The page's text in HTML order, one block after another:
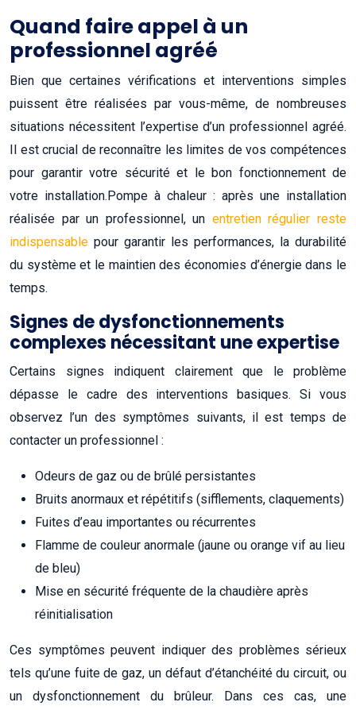
Quand faire appel à un
professionnel agréé
Bien que certaines vérifications et interventions simples
puissent être réalisées par vous-même, de nombreuses
situations nécessitent l’expertise d’un professionnel agréé.
Il est crucial de reconnaître les limites de vos compétences
pour garantir votre sécurité et le bon fonctionnement de
votre installation.Pompe à chaleur : après une installation
réalisée par un professionnel, un entretien régulier reste
indispensable pour garantir les performances, la durabilité
du système et le maintien des économies d’énergie dans le
temps.
Signes de dysfonctionnements
complexes nécessitant une expertise
Certains signes indiquent clairement que le problème
dépasse le cadre des interventions basiques. Si vous
observez l’un des symptômes suivants, il est temps de
contacter un professionnel :
Odeurs de gaz ou de brûlé persistantes
Bruits anormaux et répétitifs (sifflements, claquements)
Fuites d’eau importantes ou récurrentes
Flamme de couleur anormale (jaune ou orange vif au lieu
de bleu)
Mise en sécurité fréquente de la chaudière après
réinitialisation
Ces symptômes peuvent indiquer des problèmes sérieux
tels qu’une fuite de gaz, un défaut d’étanchéité du circuit, ou
un dysfonctionnement du brûleur. Dans ces cas, une